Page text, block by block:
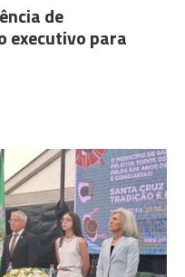
de
executivo para